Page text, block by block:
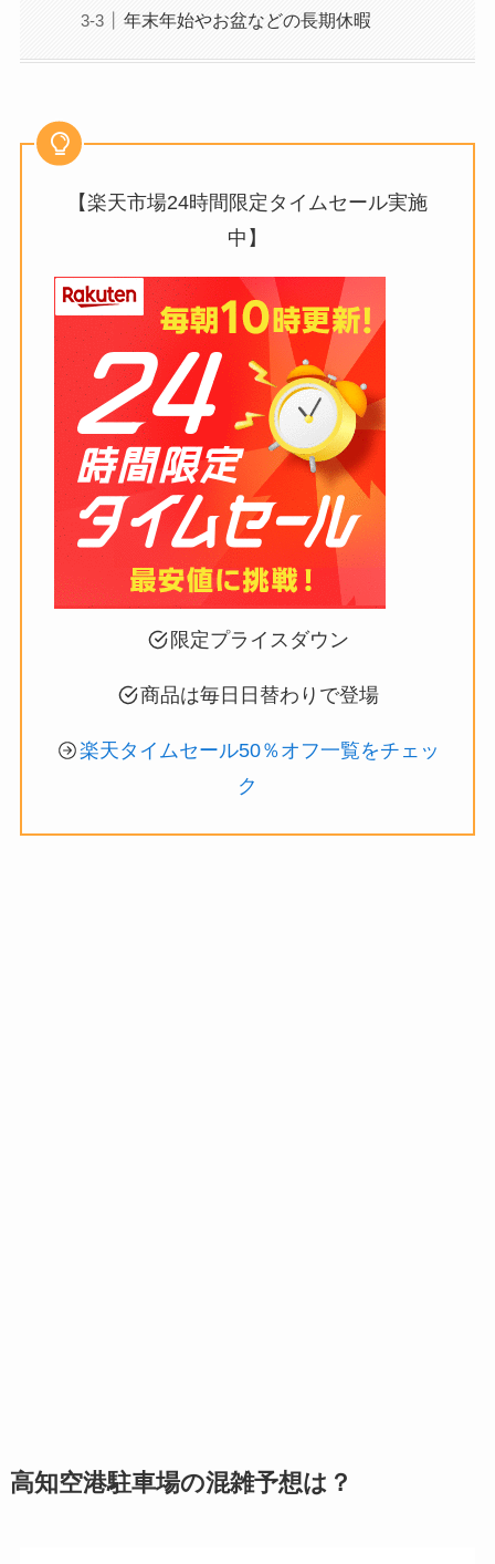
年末年始やお盆などの長期休暇
【楽天市場24時間限定タイムセール実施
中】
限定プライスダウン
商品は毎日日替わりで登場
楽天タイムセール50％オフ一覧をチェッ
ク
高知空港駐車場の混雑予想は？